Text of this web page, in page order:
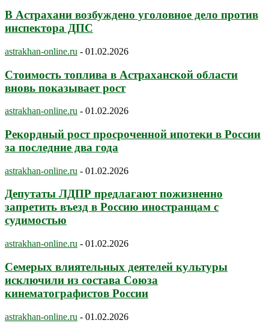
В Астрахани возбуждено уголовное дело против
инспектора ДПС
astrakhan-online.ru - 01.02.2026
Стоимость топлива в Астраханской области
вновь показывает рост
astrakhan-online.ru - 01.02.2026
Рекордный рост просроченной ипотеки в России
за последние два года
astrakhan-online.ru - 01.02.2026
Депутаты ЛДПР предлагают пожизненно
запретить въезд в Россию иностранцам с
судимостью
astrakhan-online.ru - 01.02.2026
Семерых влиятельных деятелей культуры
исключили из состава Союза
кинематографистов России
astrakhan-online.ru - 01.02.2026